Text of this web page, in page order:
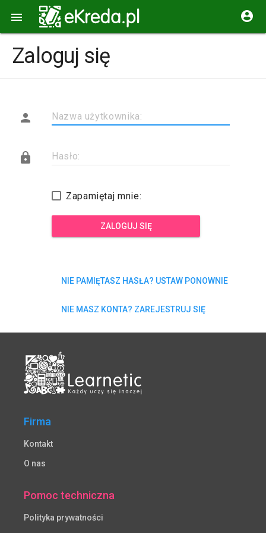


Zaloguj się
 Nazwa użytkownika:
 Hasło:
Zapamiętaj mnie:
ZALOGUJ SIĘ
NIE PAMIĘTASZ HASŁA? USTAW PONOWNIE
NIE MASZ KONTA? ZAREJESTRUJ SIĘ
Firma
Kontakt
O nas
Pomoc techniczna
Polityka prywatności